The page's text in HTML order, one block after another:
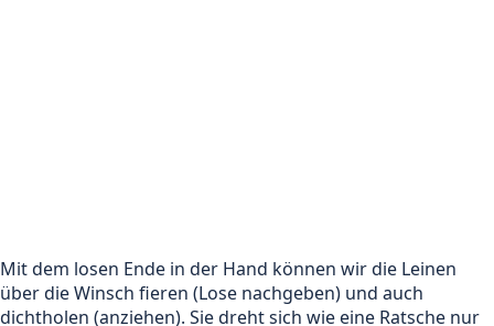
Mit dem losen Ende in der Hand können wir die Leinen
über die Winsch fieren (Lose nachgeben) und auch
dichtholen (anziehen). Sie dreht sich wie eine Ratsche nur